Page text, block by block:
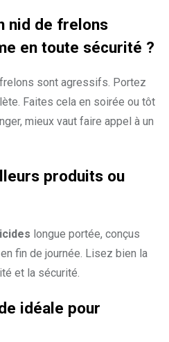
nid de frelons
en toute sécurité ?
sont agressifs. Portez
Faites cela en soirée ou tôt
mieux vaut faire appel à un
produits ou
longue portée, conçus
fin de journée. Lisez bien la
et la sécurité.
idéale pour